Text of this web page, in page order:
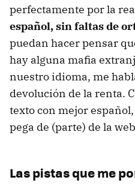
perfectamente por la
español, sin faltas de
puedan hacer pensar
hay alguna mafia
nuestro idioma, me
devolución de la renta.
texto con mejor
pega de (parte) de la
Las pistas que me